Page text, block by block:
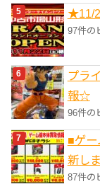
★11/
97件の
プラ
報☆
96件の
■ゲー
新し
87件の